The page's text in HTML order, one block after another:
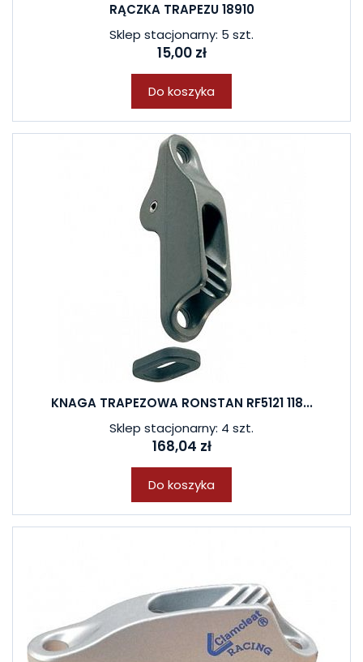
RĄCZKA TRAPEZU 18910
Sklep stacjonarny: 5 szt.
15,00 zł
Do koszyka
KNAGA TRAPEZOWA RONSTAN RF5121 118...
Sklep stacjonarny: 4 szt.
168,04 zł
Do koszyka